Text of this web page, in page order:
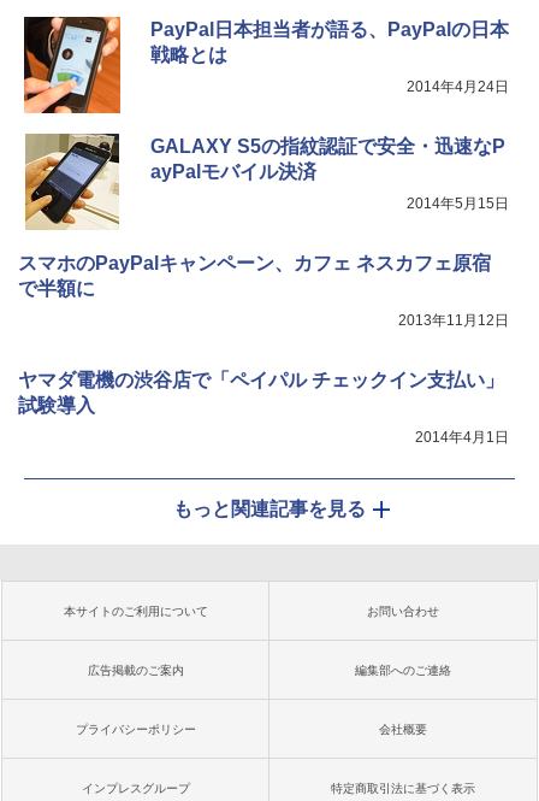
PayPal日本担当者が語る、PayPalの日本
戦略とは
2014年4月24日
GALAXY S5の指紋認証で安全・迅速なP
ayPalモバイル決済
2014年5月15日
スマホのPayPalキャンペーン、カフェ ネスカフェ原宿
で半額に
2013年11月12日
ヤマダ電機の渋谷店で「ペイパル チェックイン支払い」
試験導入
2014年4月1日
もっと関連記事を見る
本サイトのご利用について お問い合わせ
広告掲載のご案内 編集部へのご連絡
プライバシーポリシー 会社概要
インプレスグループ 特定商取引法に基づく表示